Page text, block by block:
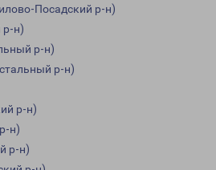
Посадский р-н)
р-н)
р-н)
р-н)
р-н)
н)
р-н)